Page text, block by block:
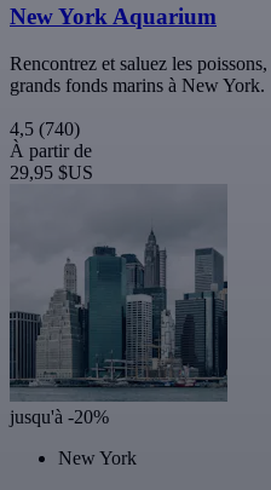
New York Aquarium
Rencontrez et saluez les
grands fonds marins à New York.
4,5 (740)
À partir de
29,95 $US
jusqu'à -20%
New York